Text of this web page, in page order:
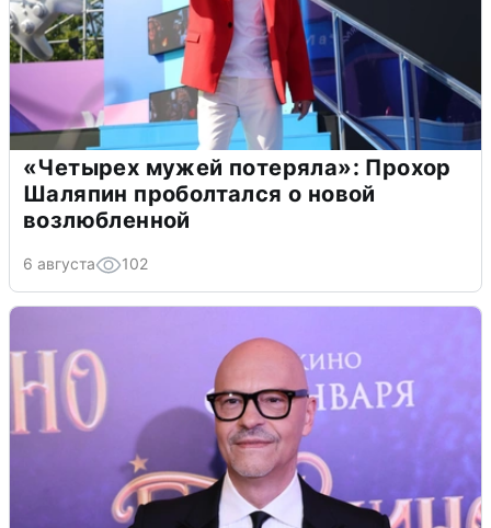
«Четырех мужей потеряла»: Прохор
Шаляпин проболтался о новой
возлюбленной
6 августа 102